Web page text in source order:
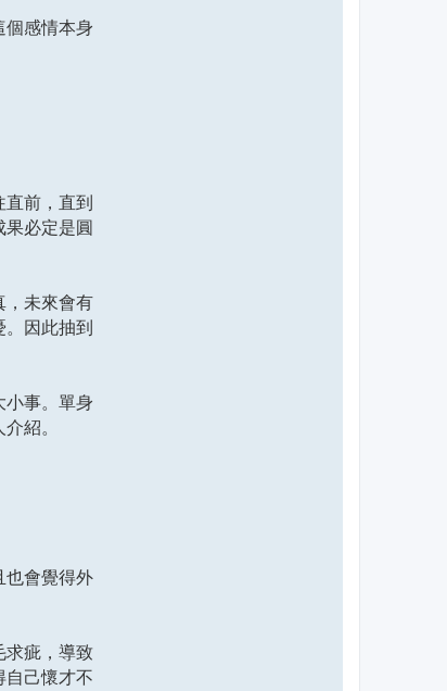
個感情本身
直前，直到
果必定是圓
，未來會有
。因此抽到
小事。單身
紹。
也會覺得外
求疵，導致
自己懷才不